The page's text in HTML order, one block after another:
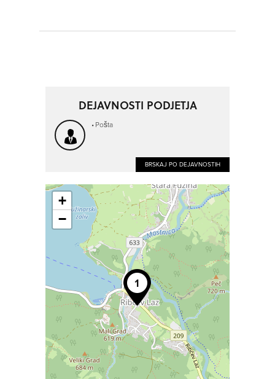
DEJAVNOSTI PODJETJA
Pošta
BRSKAJ PO DEJAVNOSTIH
+
−